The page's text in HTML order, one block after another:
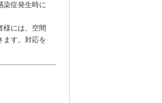
染症発生時に
には、空間
ます。対応を